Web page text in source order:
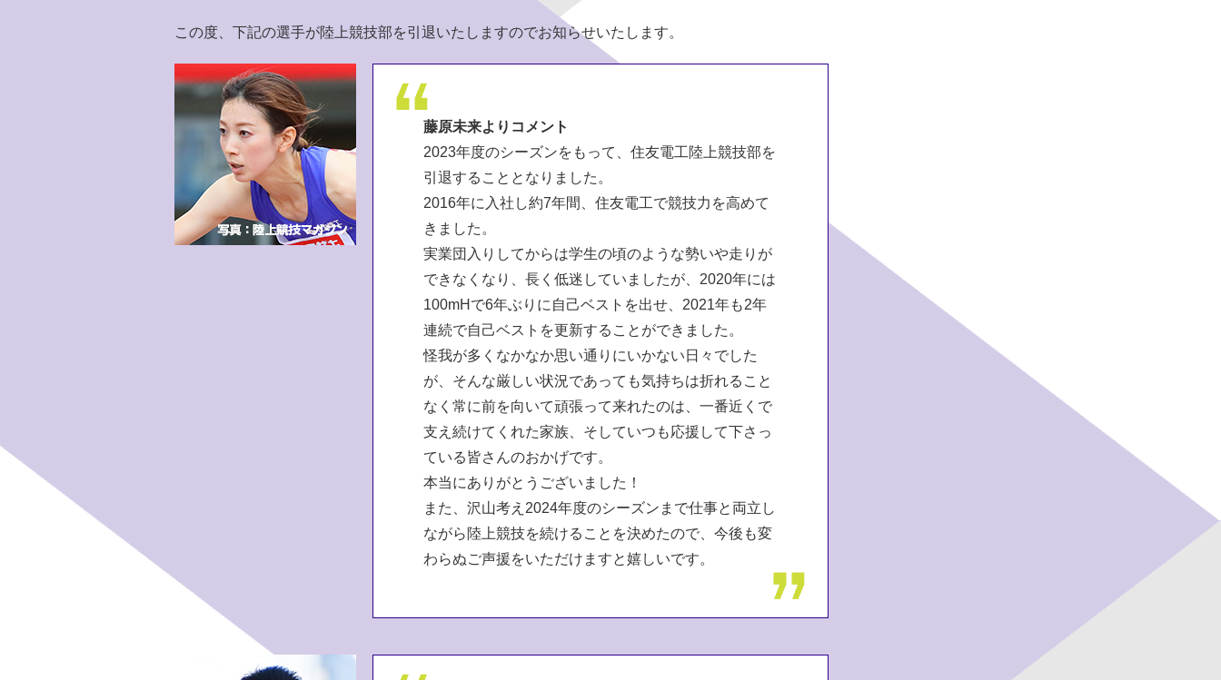
この度、下記の選手が陸上競技部を引退いたしますのでお知らせいたします。
藤原未来よりコメント
2023年度のシーズンをもって、住友電工陸上競技部を
引退することとなりました。
2016年に入社し約7年間、住友電工で競技力を高めて
きました。
実業団入りしてからは学生の頃のような勢いや走りが
できなくなり、長く低迷していましたが、2020年には
100mHで6年ぶりに自己ベストを出せ、2021年も2年
連続で自己ベストを更新することができました。
怪我が多くなかなか思い通りにいかない日々でした
が、そんな厳しい状況であっても気持ちは折れること
なく常に前を向いて頑張って来れたのは、一番近くで
支え続けてくれた家族、そしていつも応援して下さっ
ている皆さんのおかげです。
本当にありがとうございました！
また、沢山考え2024年度のシーズンまで仕事と両立し
ながら陸上競技を続けることを決めたので、今後も変
わらぬご声援をいただけますと嬉しいです。